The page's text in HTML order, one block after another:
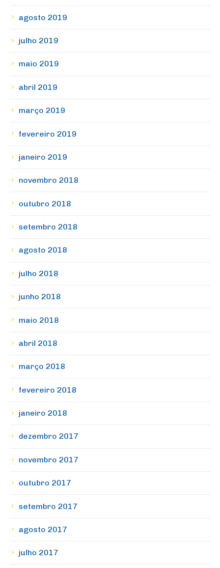
agosto 2019
julho 2019
maio 2019
abril 2019
março 2019
fevereiro 2019
janeiro 2019
novembro 2018
outubro 2018
setembro 2018
agosto 2018
julho 2018
junho 2018
maio 2018
abril 2018
março 2018
fevereiro 2018
janeiro 2018
dezembro 2017
novembro 2017
outubro 2017
setembro 2017
agosto 2017
julho 2017